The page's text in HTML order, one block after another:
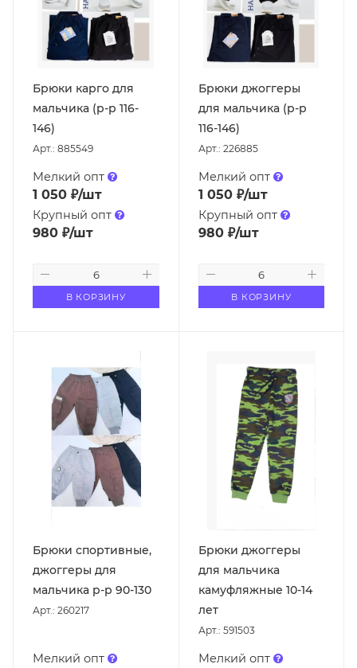
Брюки карго для
мальчика (р-р 116-
146)
Арт.: 885549
Мелкий опт
1 050 ₽/шт
Крупный опт
980 ₽/шт
В КОРЗИНУ
Брюки джоггеры
для мальчика (р-р
116-146)
Арт.: 226885
Мелкий опт
1 050₽/шт
Крупный опт
980₽/шт
В КОРЗИНУ
Брюки спортивные,
джоггеры для
мальчика р-р 90-130
Арт.: 260217
Мелкий опт
Брюки джоггеры
для мальчика
камуфляжные 10-14
лет
Арт.: 591503
Мелкий опт